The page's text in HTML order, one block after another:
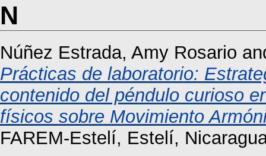
N
Núñez Estrada, Amy Rosario
Prácticas de laboratorio:
contenido del péndulo curioso
físicos sobre Movimiento
FAREM-Estelí, Estelí,